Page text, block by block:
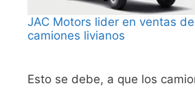
JAC Motors lider en ventas de
camiones livianos
Esto se debe, a que los